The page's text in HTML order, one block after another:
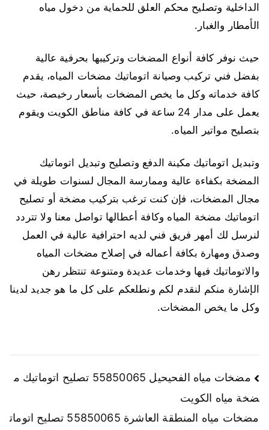
الداخلية وتصليح محكم العلق للحماية من دخول مياه
الأمطار والغبار.
حيث نوفر كافة أنواع المضخات وتركيبها بحرفية عالية
بفضل فني تركيب وصيانة اتوماتيك مضخات المياه، يقدم
كافة خدماته وكل ما يخص المضخات بأسعار رخيصة، حيث
يعمل على مدار 24 ساعة في كافة مناطق الكويت ويقوم
بتصليح مواتير المياه.
وتبديل اتوماتيك مكينة الدفع وتصليح وتبديل اتوماتيك
المضخة بكفاءة عالية وممارسة المجال لسنوات طويلة في
مجال المضخات، فإن كنت ترغب بتركيب مضخة أو تصليح
اتوماتيك مضخة المياه وكافة أعطالها تواصل معنا ولا تتردد
لنرسل لك أمهر فريق فني لديه احترافية عالية في العمل
وصدق ومهارة بكافة أعماله في إصلاح مضخات المياه
والاتوماتيك فيها وخدمات عديدة ومتنوعة تنتظر رهن
الإشارة منكم لنقدم لكم ونطلعكم على كل ما هو جديد لدينا
وكل ما يخص المضخات.
مضخات مياه الفحيحيل 55850065 تصليح اتوماتيك م
ضخة مياه الكويت
مضخات مياه المنطقة العاشرة 55850065 تصليح اتومات